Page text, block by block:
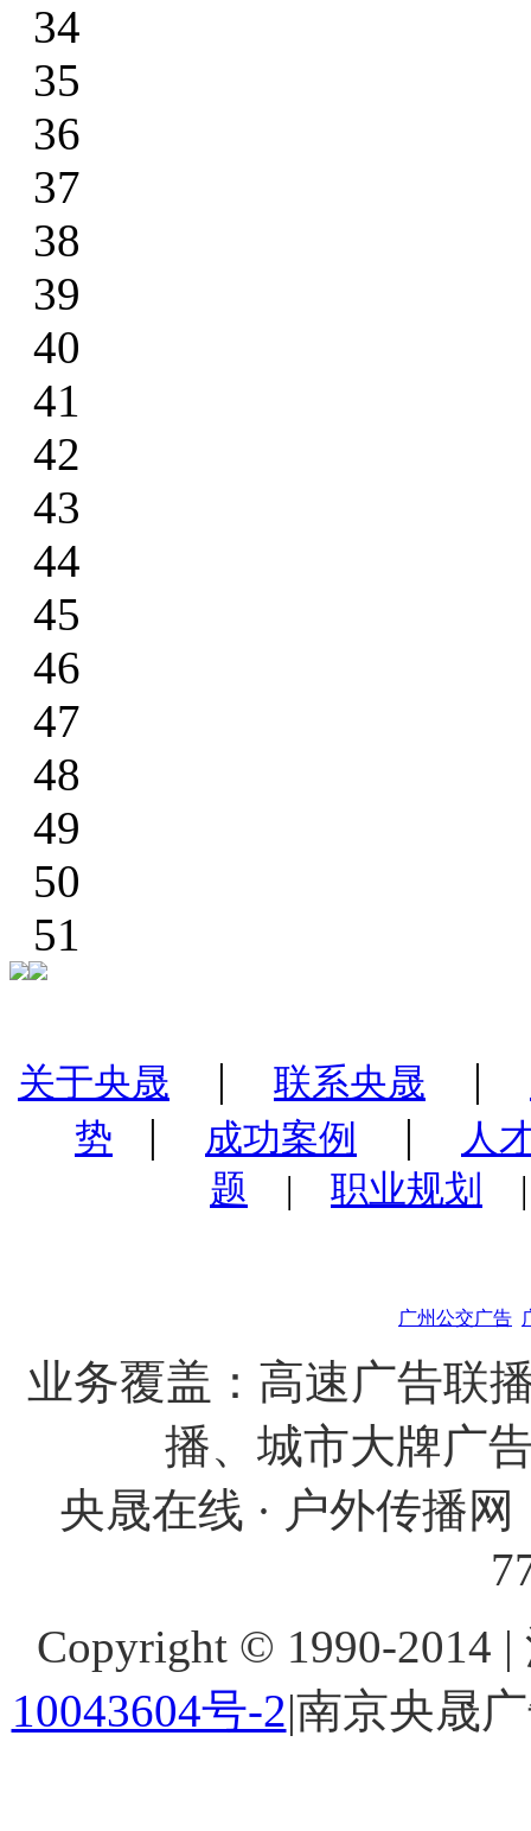
34
35
36
37
38
39
40
41
42
43
44
45
46
47
48
49
50
51
关于央晟 | 联系央晟 |
势
| 成功案例 |
人
题 | 职业规划
广州公交广告
业务覆盖：高速广告联
播、城市大牌广
央晟在线 · 户外传播
Copyright © 1990-2014
10043604号-2|南京央晟